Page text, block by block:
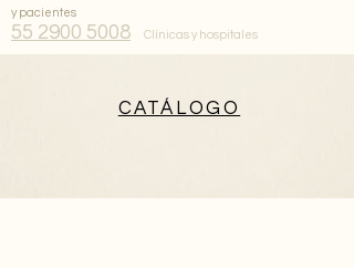
y pacientes
55 2900 5008 Clínicas y hospitales
CATÁLOGO